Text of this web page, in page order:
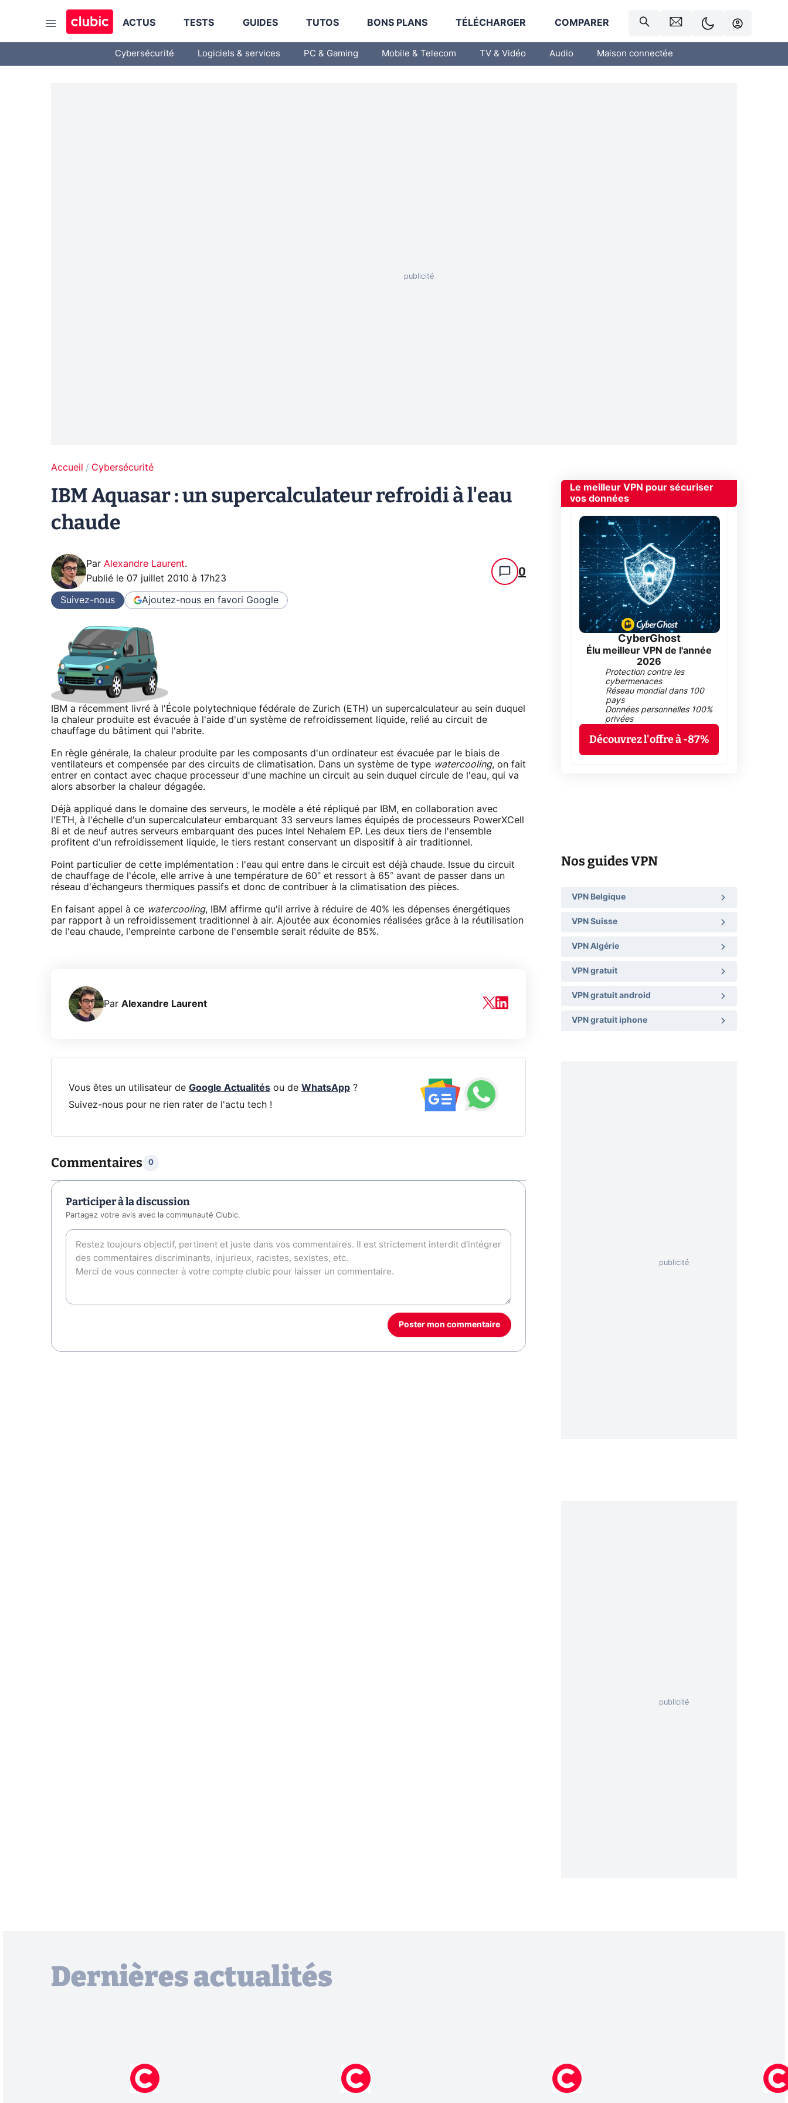
ACTUS TESTS GUIDES TUTOS BONS PLANS TÉLÉCHARGER COMPARER
Cybersécurité Logiciels & services PC & Gaming Mobile & Telecom TV & Vidéo Audio Maison connectée
Accueil Cybersécurité
IBM Aquasar : un supercalculateur refroidi à l'eau
chaude
Par Alexandre Laurent.
Publié le 07 juillet 2010 à 17h23 0
Suivez-nous Ajoutez-nous en favori Google
IBM a récemment livré à l'École polytechnique fédérale de Zurich (ETH) un supercalculateur au sein duquel
la chaleur produite est évacuée à l'aide d'un système de refroidissement liquide, relié au circuit de
chauffage du bâtiment qui l'abrite.
En règle générale, la chaleur produite par les composants d'un ordinateur est évacuée par le biais de
ventilateurs et compensée par des circuits de climatisation. Dans un système de type watercooling, on fait
entrer en contact avec chaque processeur d'une machine un circuit au sein duquel circule de l'eau, qui va
alors absorber la chaleur dégagée.
Déjà appliqué dans le domaine des serveurs, le modèle a été répliqué par IBM, en collaboration avec
l'ETH, à l'échelle d'un supercalculateur embarquant 33 serveurs lames équipés de processeurs PowerXCell
8i et de neuf autres serveurs embarquant des puces Intel Nehalem EP. Les deux tiers de l'ensemble
profitent d'un refroidissement liquide, le tiers restant conservant un dispositif à air traditionnel.
Point particulier de cette implémentation : l'eau qui entre dans le circuit est déjà chaude. Issue du circuit
de chauffage de l'école, elle arrive à une température de 60° et ressort à 65° avant de passer dans un
réseau d'échangeurs thermiques passifs et donc de contribuer à la climatisation des pièces.
En faisant appel à ce watercooling, IBM affirme qu'il arrive à réduire de 40% les dépenses énergétiques
par rapport à un refroidissement traditionnel à air. Ajoutée aux économies réalisées grâce à la réutilisation
de l'eau chaude, l'empreinte carbone de l'ensemble serait réduite de 85%.
Par Alexandre Laurent
Vous êtes un utilisateur de Google Actualitésou de WhatsApp?
Suivez-nous pour ne rien rater de l'actu tech !
Commentaires 0
Participer à la discussion
Partagez votre avis avec la communauté Clubic.
Poster mon commentaire
Le meilleur VPN pour sécuriser
vos données
CyberGhost
Élu meilleur VPN de l'année
2026
Protection contre les
cybermenaces
Réseau mondial dans 100
pays
Données personnelles 100%
privées
Découvrez l'offre à -87%
Nos guides VPN
VPN Belgique
VPN Suisse
VPN Algérie
VPN gratuit
VPN gratuit android
VPN gratuit iphone
Dernières actualités